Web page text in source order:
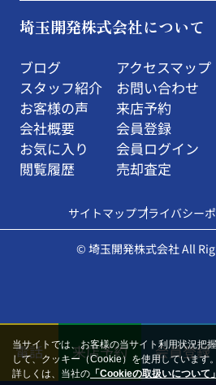
埼玉開発株式会社について
ブログ
スタッフ紹介
お客様の声
会社概要
お気に入り
閲覧履歴
アクセスマップ
お問い合わせ
来店予約
会員登録
会員ログイン
売却査定
サイトマッププライバシー
© 埼玉開発株式会社 All
電話 来店予約 会員登録
当サイトでは、お客様の当サイト利用状況把
して、クッキー（Cookie）を使用しています。
詳しくは、当社の 「Cookieの取扱いについて」